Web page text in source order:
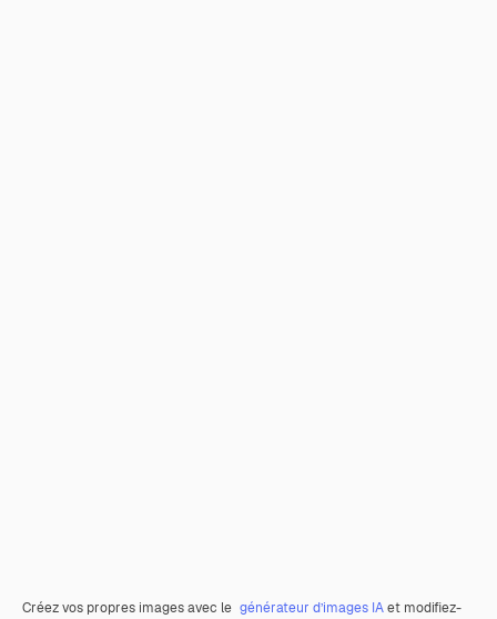
Créez vos propres images avec le générateur d’images IAet modifiez-